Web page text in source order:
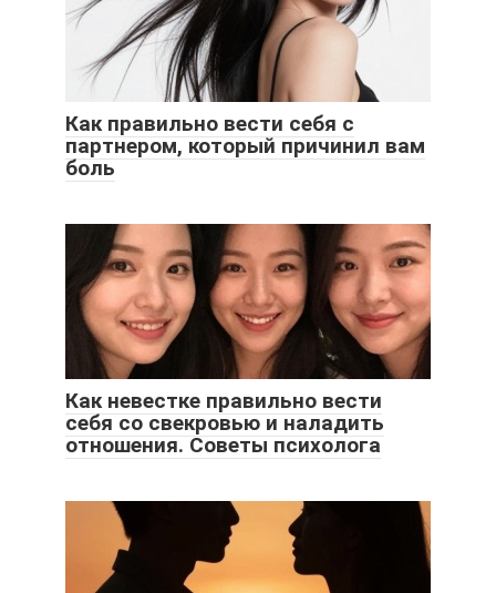
Как правильно вести себя с
партнером, который причинил вам
боль
Как невестке правильно вести
себя со свекровью и наладить
отношения. Советы психолога